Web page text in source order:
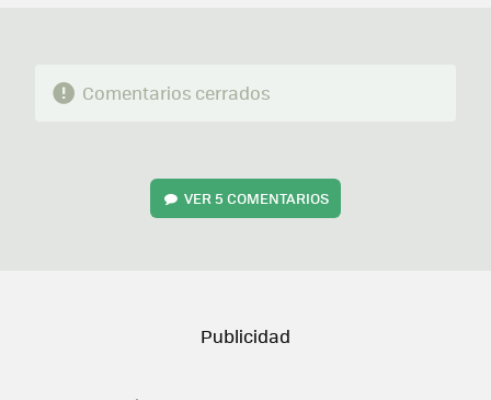
Comentarios cerrados
VER5 COMENTARIOS